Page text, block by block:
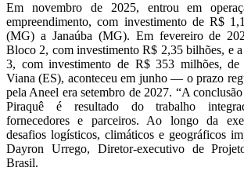
Em novembro de 2025, entrou em
empreendimento, com investimento de R$
(MG) a Janaúba (MG). Em fevereiro de
Bloco 2, com investimento R$ 2,35 bilhões, e
3, com investimento de R$ 353 milhões,
Viana (ES), aconteceu em junho ― o prazo
pela Aneel era setembro de 2027. “A
Piraquê é resultado do trabalho
fornecedores e parceiros. Ao longo da
desafios logísticos, climáticos e geográficos
Dayron Urrego, Diretor-executivo de
Brasil.